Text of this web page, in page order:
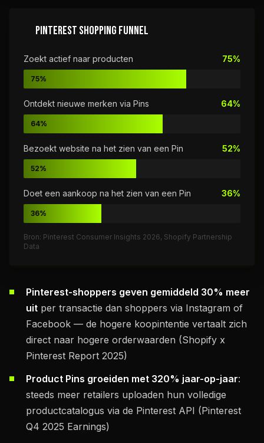
PINTEREST SHOPPING FUNNEL
Zoekt actief naar producten 75%
75%
Ontdekt nieuwe merken via Pins 64%
64%
Bezoekt website na het zien van een Pin 52%
52%
Doet een aankoop na het zien van een Pin 36%
36%
Bron: Pinterest Consumer Insights 2026, Shopify Partnership
Data
Pinterest-shoppers geven gemiddeld 30% meer
uit per transactie dan shoppers via Instagram of
Facebook — de hogere koopintentie vertaalt zich
direct naar hogere orderwaarden (Shopify x
Pinterest Report 2025)
Product Pins groeiden met 320% jaar-op-jaar:
steeds meer retailers uploaden hun volledige
productcatalogus via de Pinterest API (Pinterest
Q4 2025 Earnings)